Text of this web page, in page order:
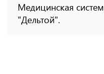
Медицинская
"Дельтой".